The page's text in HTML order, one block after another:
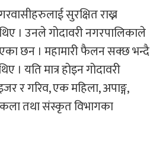
सुरक्षित राख्न
। उनले गोदावरी नगरपालिकाले
छन । महामारी फैलन सक्छ भन्दै
यति मात्र होइन गोदावरी
र गरिव, एक महिला, अपाङ्ग,
कला तथा संस्कृत विभागका